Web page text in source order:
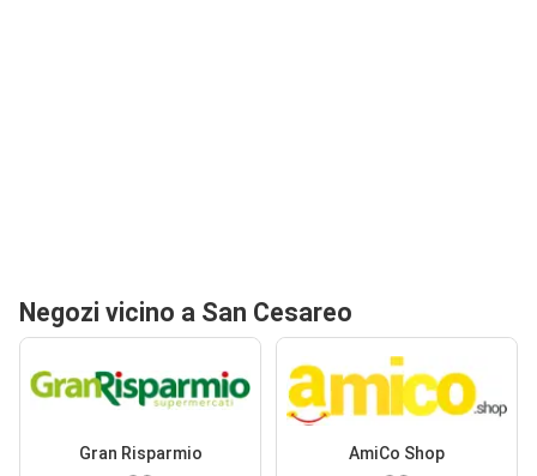
Negozi vicino a San Cesareo
Gran Risparmio AmiCo Shop